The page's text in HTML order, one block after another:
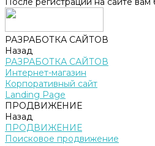
РАЗРАБОТКА САЙТОВ
Назад
РАЗРАБОТКА САЙТОВ
Интернет-магазин
Корпоративный сайт
Landing Page
ПРОДВИЖЕНИЕ
Назад
ПРОДВИЖЕНИЕ
Поисковое продвижение